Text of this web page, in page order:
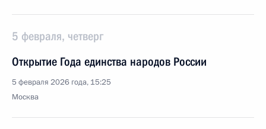
5 февраля, четверг
Открытие Года единства народов России
5 февраля 2026 года, 15:25
Москва